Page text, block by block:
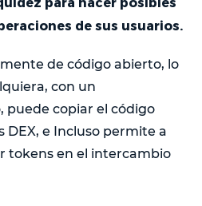
de sus usuarios.
de código abierto, lo
con un
puede copiar el código
DEX, e Incluso permite a
tokens en el intercambio